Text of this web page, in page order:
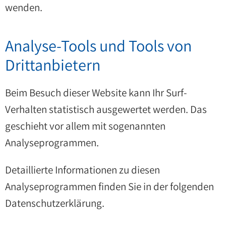
wenden.
Analyse-Tools und Tools von
Dritt­anbietern
Beim Besuch dieser Website kann Ihr Surf-
Verhalten statistisch ausgewertet werden. Das
geschieht vor allem mit sogenannten
Analyseprogrammen.
Detaillierte Informationen zu diesen
Analyseprogrammen finden Sie in der folgenden
Datenschutzerklärung.